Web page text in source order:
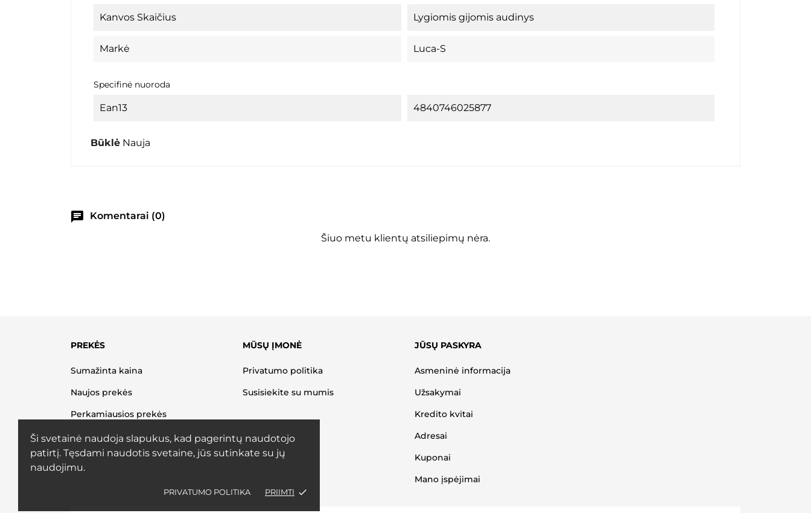
Ši svetainė naudoja slapukus, kad pagerintų naudotojo
patirtį. Tęsdami naudotis svetaine, jūs sutinkate su jų
naudojimu.
PRIVATUMO POLITIKA PRIIMTI done
Kanvos Skaičius Lygiomis gijomis audinys
Markė Luca-S
Specifinė nuoroda
Ean13 4840746025877
Būklė Nauja
chat
Komentarai (0)
Šiuo metu klientų atsiliepimų nėra.
PREKĖS
Sumažinta kaina
Naujos prekės
Perkamiausios prekės
MŪSŲ ĮMONĖ
Privatumo politika
Susisiekite su mumis
JŪSŲ PASKYRA
Asmeninė informacija
Užsakymai
Kredito kvitai
Adresai
Kuponai
Mano įspėjimai